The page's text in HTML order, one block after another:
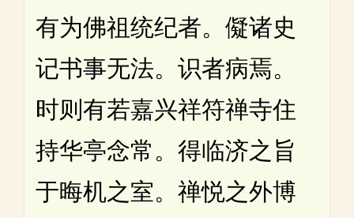
有为佛祖统纪者。儗诸史
记书事无法。识者病焉。
时则有若嘉兴祥符禅寺住
持华亭念常。得临济之旨
于晦机之室。禅悦之外博